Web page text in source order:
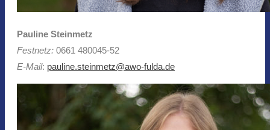
Pauline Steinmetz
Festnetz: 0661 480045-52
E-Mail: pauline.steinmetz@awo-fulda.de